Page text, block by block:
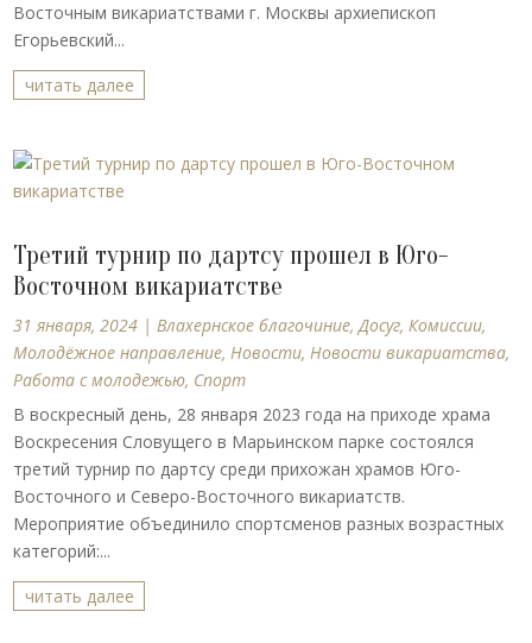
Восточным викариатствами г. Москвы архиепископ
Егорьевский...
читать далее
Третий турнир по дартсу прошел в Юго-
Восточном викариатстве
31 января, 2024 |Влахернское благочиние,Досуг,Комиссии,
Молодёжное направление,Новости,Новости викариатства,
Работа с молодежью, Спорт
В воскресный день, 28 января 2023 года на приходе храма
Воскресения Словущего в Марьинском парке состоялся
третий турнир по дартсу среди прихожан храмов Юго-
Восточного и Северо-Восточного викариатств.
Мероприятие объединило спортсменов разных возрастных
категорий:...
читать далее